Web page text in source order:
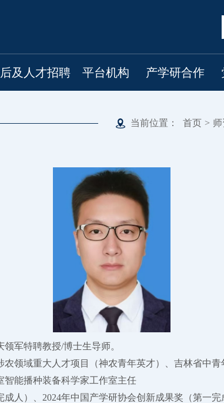
及人才招聘 平台机构 产学研合作
当前位置： 首页 >
军特聘教授/博士生导师。
领域重大人才项目（神农青年英才）、吉林省中青
智能播种装备科学家工作室主任
人）、2024年中国产学研协会创新成果奖（第一完